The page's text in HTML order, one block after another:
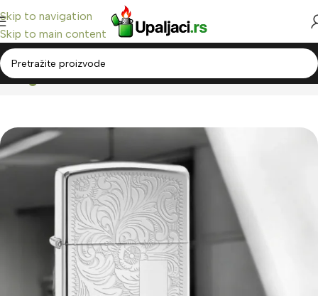
Skip to navigation
Skip to main content
Blog Početna/Upaljaci na Benzin